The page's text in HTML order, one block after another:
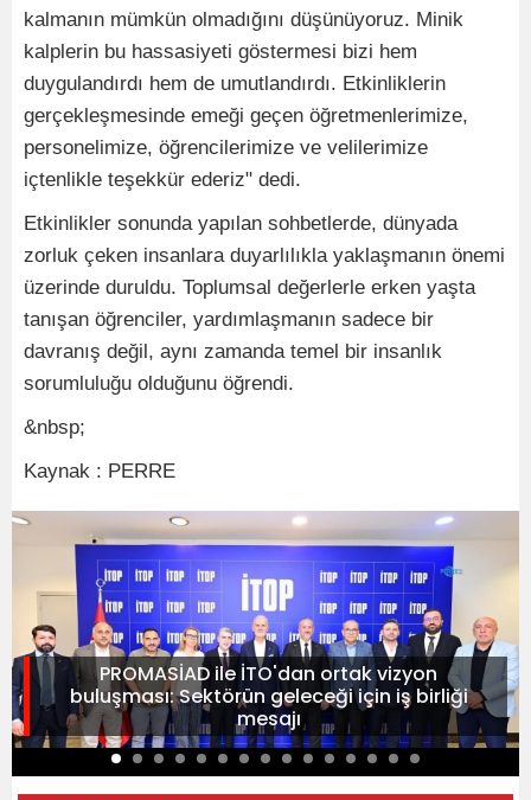
kalmanın mümkün olmadığını düşünüyoruz. Minik
kalplerin bu hassasiyeti göstermesi bizi hem
duygulandırdı hem de umutlandırdı. Etkinliklerin
gerçekleşmesinde emeği geçen öğretmenlerimize,
personelimize, öğrencilerimize ve velilerimize
içtenlikle teşekkür ederiz" dedi.
Etkinlikler sonunda yapılan sohbetlerde, dünyada
zorluk çeken insanlara duyarlılıkla yaklaşmanın önemi
üzerinde duruldu. Toplumsal değerlerle erken yaşta
tanışan öğrenciler, yardımlaşmanın sadece bir
davranış değil, aynı zamanda temel bir insanlık
sorumluluğu olduğunu öğrendi.
&nbsp;
Kaynak : PERRE
PROMASİAD ile İTO'dan ortak vizyon
buluşması: Sektörün geleceği için iş birliği
mesajı